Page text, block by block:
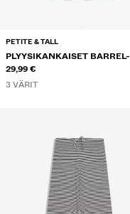
PETITE & TALL
PLYYSIKANKAISET BARREL-
HOUSUT STOPPAREILLA
29,99 €
3 VÄRIT